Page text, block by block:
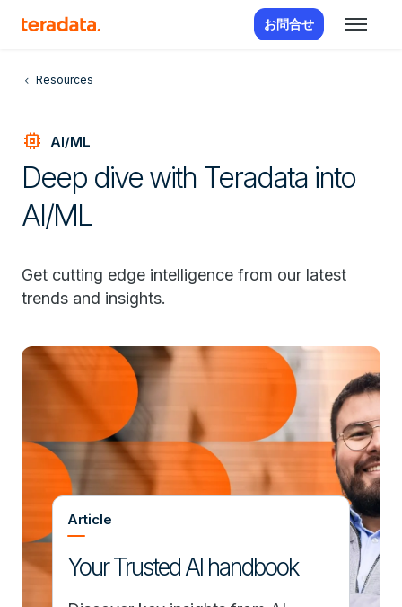
お問合せ
Resources
memory AI/ML
Deep dive with Teradata into
AI/ML
Get cutting edge intelligence from our latest
trends and insights.
Article
Your Trusted AI handbook